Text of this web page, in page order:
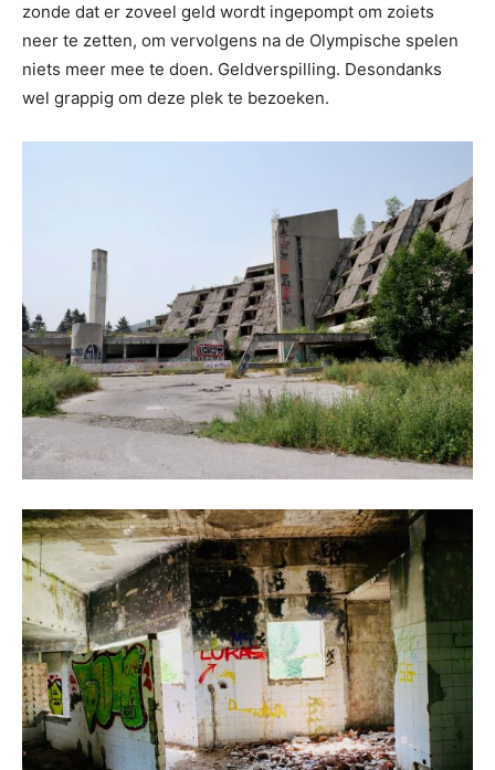
zonde dat er zoveel geld wordt ingepompt om zoiets
neer te zetten, om vervolgens na de Olympische spelen
niets meer mee te doen. Geldverspilling. Desondanks
wel grappig om deze plek te bezoeken.